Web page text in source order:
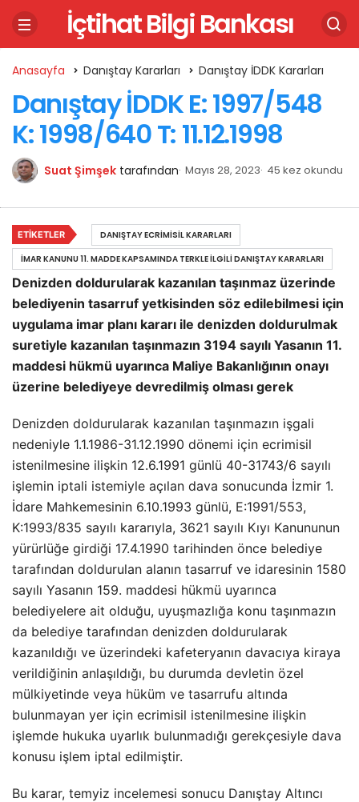
İçtihat Bilgi Bankası
Anasayfa Danıştay Kararları Danıştay İDDK Kararları
Danıştay İDDK E: 1997/548
K: 1998/640 T: 11.12.1998
Suat Şimşek tarafından Mayıs 28, 2023 45 kez okundu
Denizden doldurularak kazanılan taşınmaz üzerinde
belediyenin tasarruf yetkisinden söz edilebilmesi için
uygulama imar planı kararı ile denizden doldurulmak
suretiyle kazanılan taşınmazın 3194 sayılı Yasanın 11.
maddesi hükmü uyarınca Maliye Bakanlığının onayı
üzerine belediyeye devredilmiş olması gerek
Denizden doldurularak kazanılan taşınmazın işgali
nedeniyle 1.1.1986-31.12.1990 dönemi için ecrimisil
istenilmesine ilişkin 12.6.1991 günlü 40-31743/6 sayılı
işlemin iptali istemiyle açılan dava sonucunda İzmir 1.
İdare Mahkemesinin 6.10.1993 günlü, E:1991/553,
K:1993/835 sayılı kararıyla, 3621 sayılı Kıyı Kanununun
yürürlüğe girdiği 17.4.1990 tarihinden önce belediye
tarafından doldurulan alanın tasarruf ve idaresinin 1580
sayılı Yasanın 159. maddesi hükmü uyarınca
belediyelere ait olduğu, uyuşmazlığa konu taşınmazın
da belediye tarafından denizden doldurularak
kazanıldığı ve üzerindeki kafeteryanın davacıya kiraya
verildiğinin anlaşıldığı, bu durumda devletin özel
mülkiyetinde veya hüküm ve tasarrufu altında
bulunmayan yer için ecrimisil istenilmesine ilişkin
işlemde hukuka uyarlık bulunmadığı gerekçesiyle dava
konusu işlem iptal edilmiştir.
Bu karar, temyiz incelemesi sonucu Danıştay Altıncı
ETIKETLER
DANIŞTAY ECRIMISIL KARARLARI
İMAR KANUNU 11. MADDE KAPSAMINDA TERKLE İLGILI DANIŞTAY KARARLARI